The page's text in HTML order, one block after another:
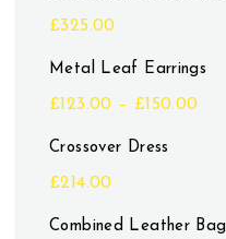
£325.00
Metal Leaf Earrings
£123.00 – £150.00
Crossover Dress
£214.00
Combined Leather Bag